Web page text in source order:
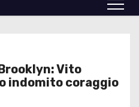
Vito
indomito coraggio